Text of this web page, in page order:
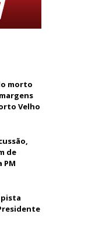
morto
Velho
de
PM